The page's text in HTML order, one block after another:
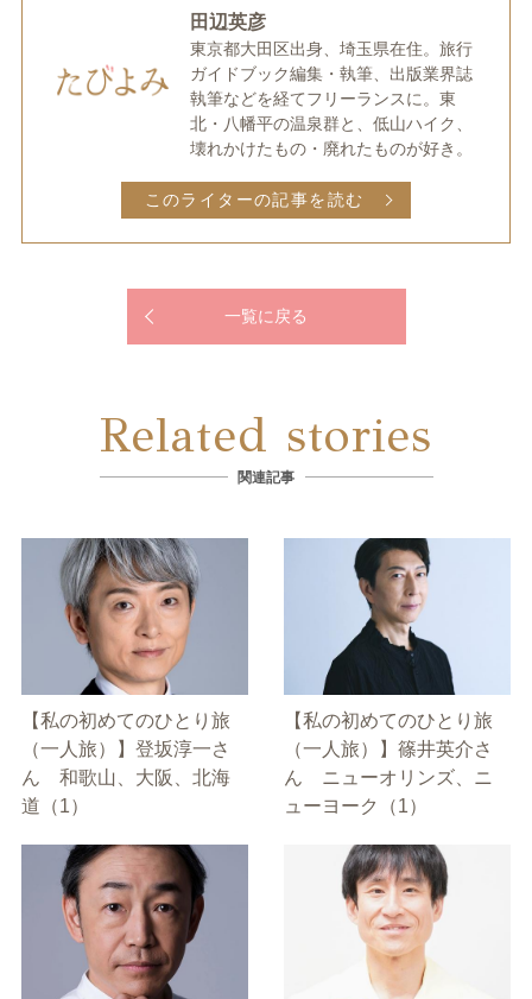
田辺英彦
東京都大田区出身、埼玉県在住。旅行
ガイドブック編集・執筆、出版業界誌
執筆などを経てフリーランスに。東
北・八幡平の温泉群と、低山ハイク、
壊れかけたもの・廃れたものが好き。
このライターの記事を読む
一覧に戻る
Related stories
関連記事
【私の初めてのひとり旅
（一人旅）】登坂淳一さ
ん 和歌山、大阪、北海
道（1）
【私の初めてのひとり旅
（一人旅）】篠井英介さ
ん ニューオリンズ、ニ
ューヨーク（1）